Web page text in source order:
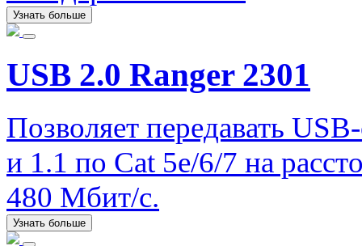
Узнать больше
USB 2.0 Ranger 2301
Позволяет передавать
и 1.1 по Cat 5e/6/7 на
480 Мбит/с.
Узнать больше